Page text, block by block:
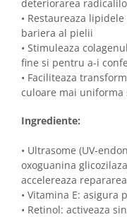
deteriorarea
• Restaureaza
bariera al pielii
• Stimuleaza
fine si pentru a-i
• Faciliteaza
culoare mai
Ingrediente:
• Ultrasome (UV-
oxoguanina
accelereaza
• Vitamina E: asigura
• Retinol: activeaza